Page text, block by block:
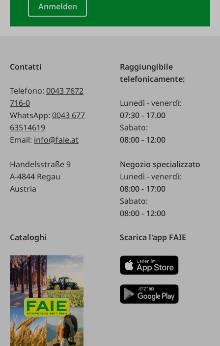
Anmelden
Contatti
Telefono: 0043 7672
716-0
WhatsApp: 0043 677
63514619
Email: info@faie.at
Handelsstraße 9
A-4844 Regau
Austria
Raggiungibile
telefonicamente:
Lunedì - venerdì:
07:30 - 17.00
Sabato:
08:00 - 12:00
Negozio specializzato
Lunedì - venerdì:
08:00 - 17:00
Sabato:
08:00 - 12:00
Cataloghi Scarica l'app FAIE